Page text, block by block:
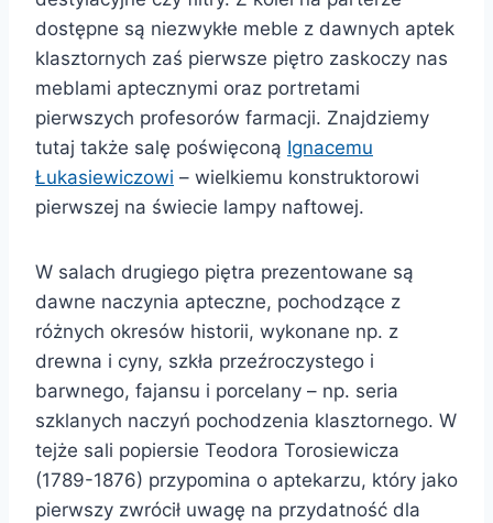
dostępne są niezwykłe meble z dawnych aptek
klasztornych zaś pierwsze piętro zaskoczy nas
meblami aptecznymi oraz portretami
pierwszych profesorów farmacji. Znajdziemy
tutaj także salę poświęconą Ignacemu
Łukasiewiczowi – wielkiemu konstruktorowi
pierwszej na świecie lampy naftowej.
W salach drugiego piętra prezentowane są
dawne naczynia apteczne, pochodzące z
różnych okresów historii, wykonane np. z
drewna i cyny, szkła przeźroczystego i
barwnego, fajansu i porcelany – np. seria
szklanych naczyń pochodzenia klasztornego. W
tejże sali popiersie Teodora Torosiewicza
(1789-1876) przypomina o aptekarzu, który jako
pierwszy zwrócił uwagę na przydatność dla